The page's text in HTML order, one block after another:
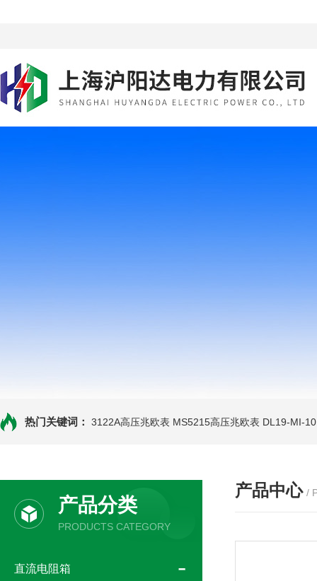
热门关键词： 3122A高压兆欧表 MS5215高压兆欧表 DL19-MI-
产品分类
PRODUCTS CATEGORY
直流电阻箱
产品中心 /